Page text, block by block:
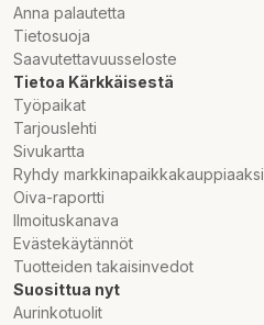
Anna palautetta
Tietosuoja
Saavutettavuusseloste
Tietoa Kärkkäisestä
Työpaikat
Tarjouslehti
Sivukartta
Ryhdy markkinapaikkakauppiaaksi
Oiva-raportti
Ilmoituskanava
Evästekäytännöt
Tuotteiden takaisinvedot
Suosittua nyt
Aurinkotuolit